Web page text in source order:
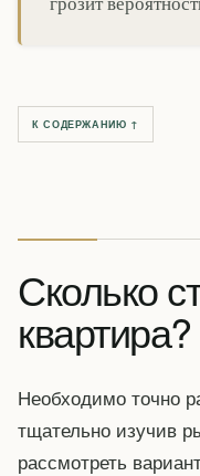
К СОДЕРЖАНИЮ ↑
Сколько
квартира?
Необходимо точно
тщательно изучив
рассмотреть